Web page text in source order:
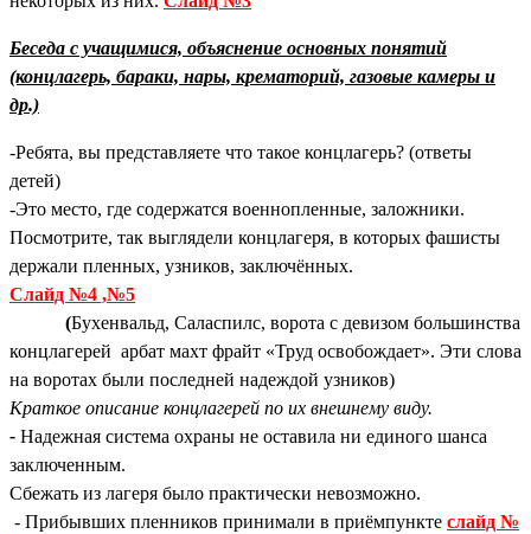
Беседа с учащимися, объяснение основных понятий
(концлагерь, бараки, нары, крематорий, газовые камеры и
др.)
-Ребята, вы представляете что такое концлагерь? (ответы
детей)
-Это место, где содержатся военнопленные, заложники.
Посмотрите, так выглядели концлагеря, в которых фашисты
держали пленных, узников, заключённых.
Слайд №4 ,№5
(Бухенвальд, Саласпилс, ворота с девизом большинства
концлагерей арбат махт фрайт «Труд освобождает». Эти слова
на воротах были последней надеждой узников)
Краткое описание концлагерей по их внешнему виду.
- Надежная система охраны не оставила ни единого шанса
заключенным.
Сбежать из лагеря было практически невозможно.
- Прибывших пленников принимали в приёмпункте слайд №